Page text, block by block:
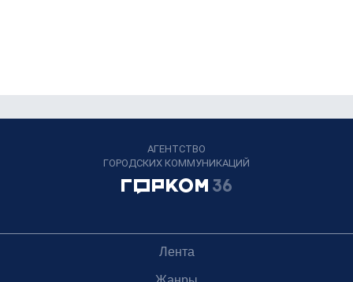
АГЕНТСТВО
ГОРОДСКИХ КОММУНИКАЦИЙ
Лента